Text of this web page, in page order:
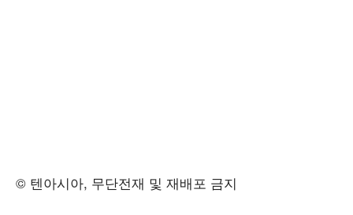
© 텐아시아, 무단전재 및 재배포 금지